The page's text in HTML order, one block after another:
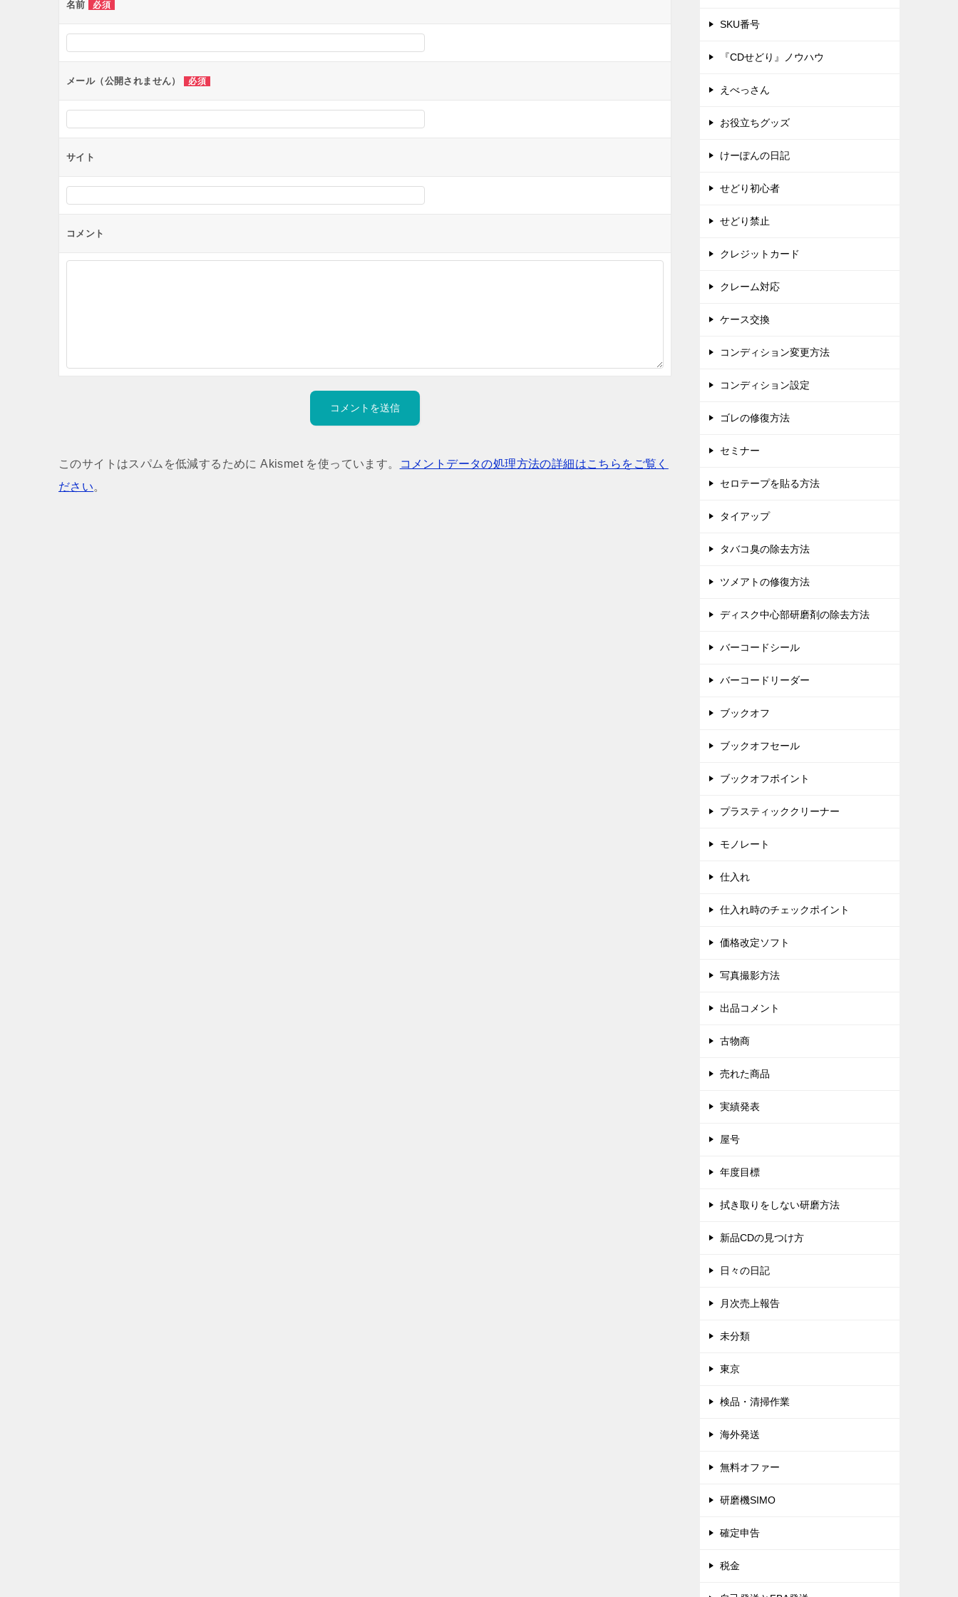
ー
ョ
ン
名前 必須
メール（公開されません） 必須
サイト
コメント
このサイトはスパムを低減するために Akismet を使っています。
コメントデータの処理方法の詳細はこちらをご覧く
ださい。
SKU番号
『CDせどり』ノウハウ
えべっさん
お役立ちグッズ
けーぽんの日記
せどり初心者
せどり禁止
クレジットカード
クレーム対応
ケース交換
コンディション変更方法
コンディション設定
ゴレの修復方法
セミナー
セロテープを貼る方法
タイアップ
タバコ臭の除去方法
ツメアトの修復方法
ディスク中心部研磨剤の除去方法
バーコードシール
バーコードリーダー
ブックオフ
ブックオフセール
ブックオフポイント
プラスティッククリーナー
モノレート
仕入れ
仕入れ時のチェックポイント
価格改定ソフト
写真撮影方法
出品コメント
古物商
売れた商品
実績発表
屋号
年度目標
拭き取りをしない研磨方法
新品CDの見つけ方
日々の日記
月次売上報告
未分類
東京
検品・清掃作業
海外発送
無料オファー
研磨機SIMO
確定申告
税金